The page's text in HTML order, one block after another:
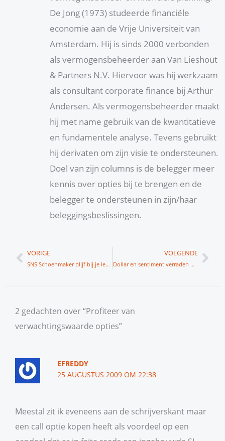
De Jong (1973) studeerde financiële
economie aan de Vrije Universiteit van
Amsterdam. Hij is sinds 2000 verbonden
als vermogensbeheerder aan Van Lieshout
& Partners N.V. Hiervoor was hij werkzaam
als consultant corporate finance bij Arthur
Andersen. Als vermogensbeheerder maakt
hij met name gebruik van de kwantitatieve
en fundamentele analyse. Tevens gebruikt
hij derivaten om zijn visie te ondersteunen.
Doel van zijn columns is de belegger meer
kennis over opties bij te brengen en de
belegger te ondersteunen in zijn/haar
beleggingsbeslissingen.
Vorige
VORIGE
SNS Schoenmaker blijf bij je leest
VOLGENDE
Dollar en sentiment verraden AEX
2 gedachten over “Profiteer van
verwachtingswaarde opties”
EFREDDY
25 AUGUSTUS 2009 OM 22:38
Meestal zit ik eveneens aan de schrijverskant maar
een call optie kopen heeft als voordeel op een